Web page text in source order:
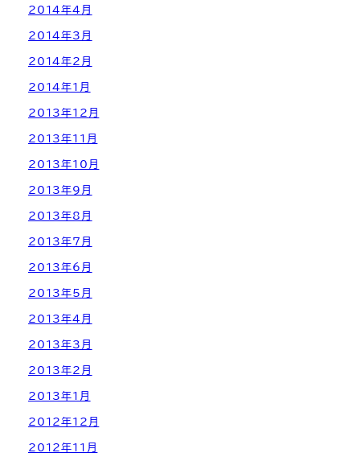
2014年4月
2014年3月
2014年2月
2014年1月
2013年12月
2013年11月
2013年10月
2013年9月
2013年8月
2013年7月
2013年6月
2013年5月
2013年4月
2013年3月
2013年2月
2013年1月
2012年12月
2012年11月